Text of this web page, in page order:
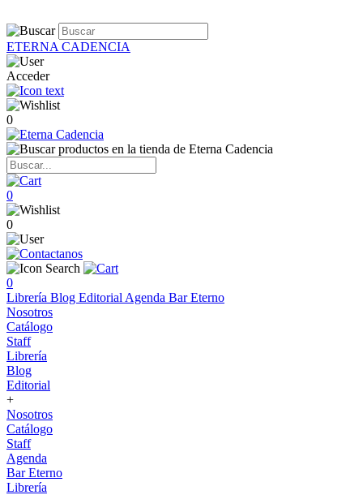
ETERNA CADENCIA
Acceder
0
0
0
0
Librería Blog Editorial Agenda Bar Eterno
Nosotros
Catálogo
Staff
Librería
Blog
Editorial
+
Nosotros
Catálogo
Staff
Agenda
Bar Eterno
Librería